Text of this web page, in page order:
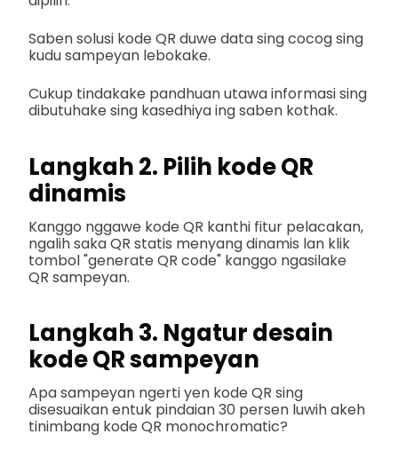
Saben solusi kode QR duwe data sing cocog sing
kudu sampeyan lebokake.
Cukup tindakake pandhuan utawa informasi sing
dibutuhake sing kasedhiya ing saben kothak.
Langkah 2. Pilih kode QR
dinamis
Kanggo nggawe kode QR kanthi fitur pelacakan,
ngalih saka QR statis menyang dinamis lan klik
tombol "generate QR code" kanggo ngasilake
QR sampeyan.
Langkah 3. Ngatur desain
kode QR sampeyan
Apa sampeyan ngerti yen kode QR sing
disesuaikan entuk pindaian 30 persen luwih akeh
tinimbang kode QR monochromatic?